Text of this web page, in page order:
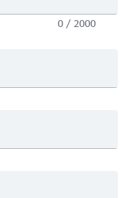
0 / 2000